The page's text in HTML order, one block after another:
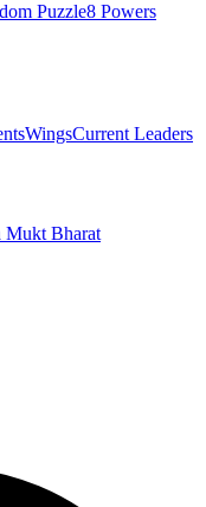
Puzzle8 Powers
WingsCurrent Leaders
Mukt Bharat